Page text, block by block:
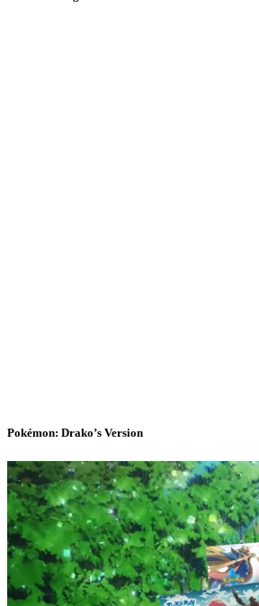
Pokémon: Drako’s Version